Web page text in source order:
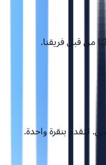
من قبل فريقنا.
بنقرة واحدة.